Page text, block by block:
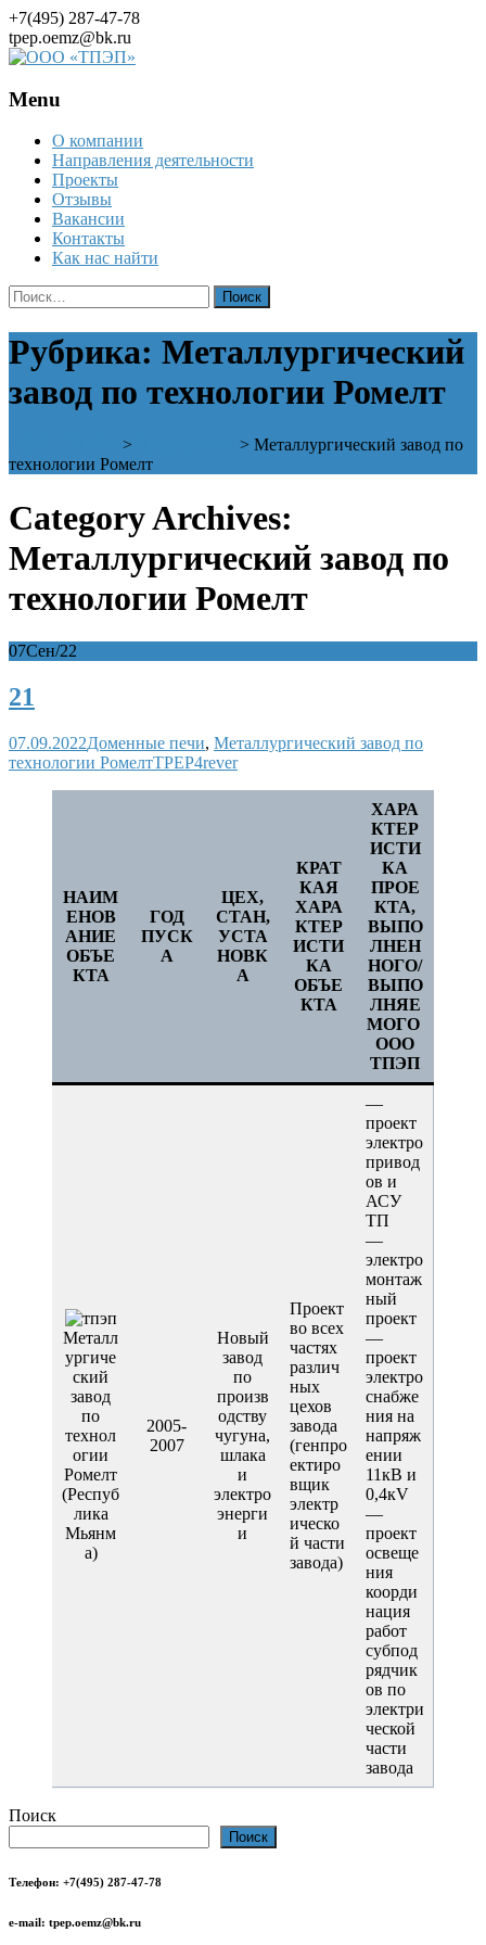
+7(495) 287-47-78
tpep.oemz@bk.ru
Menu
Skip
content
О компании
Направления деятельности
Проекты
Отзывы
Вакансии
Контакты
Как нас найти
Найти:
Рубрика: Металлургический
завод по технологии Ромелт
> > Металлургический завод по
технологии Ромелт
Category Archives:
Металлургический завод по
технологии Ромелт
07Сен/22
21
07.09.2022Доменные печи, Металлургический завод по
технологии РомелтTPEP4rever
НАИМ
ЕНОВ
АНИЕ
ОБЪЕ
КТА
ГОД
ПУСК
А
ЦЕХ,
СТАН,
УСТА
НОВК
А
КРАТ
КАЯ
ХАРА
КТЕР
ИСТИ
КА
ОБЪЕ
КТА
ХАРА
КТЕР
ИСТИ
КА
ПРОЕ
КТА,
ВЫПО
ЛНЕН
НОГО/
ВЫПО
ЛНЯЕ
МОГО
ООО
ТПЭП
Металл
ургиче
ский
завод
по
технол
огии
Ромелт
(Респуб
лика
Мьянм
а)
2005-
2007
Новый
завод
по
произв
одству
чугуна,
шлака
и
электро
энерги
и
Проект
во всех
частях
различ
ных
цехов
завода
(генпро
ектиро
вщик
электр
ическо
й части
завода)
—
проект
электро
привод
ов и
АСУ
ТП
—
электро
монтаж
ный
проект
—
проект
электро
снабже
ния на
напряж
ении
11кВ и
0,4кV
—
проект
освеще
ния
коорди
нация
работ
субпод
рядчик
ов по
электри
ческой
части
завода
Поиск
Поиск
Телефон: +7(495) 287-47-78
e-mail: tpep.oemz@bk.ru